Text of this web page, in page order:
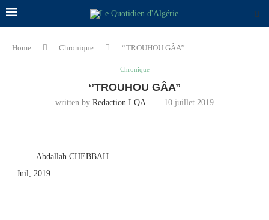
Home Chronique ‘’TROUHOU GÂA’’
Chronique
‘’TROUHOU GÂA’’
written by Redaction LQA 10 juillet 2019
Abdallah CHEBBAH
Juil, 2019